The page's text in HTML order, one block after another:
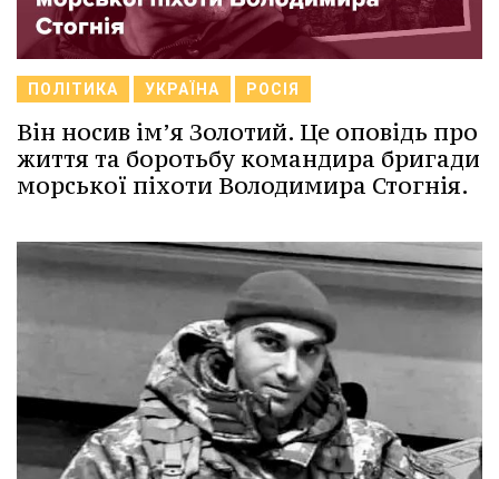
ПОЛІТИКА УКРАЇНА РОСІЯ
Він носив ім’я Золотий. Це оповідь про
життя та боротьбу командира бригади
морської піхоти Володимира Стогнія.